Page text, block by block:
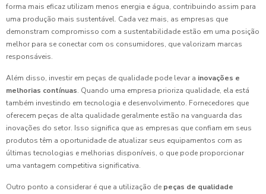
forma mais eficaz utilizam menos energia e água, contribuindo assim para
uma produção mais sustentável. Cada vez mais, as empresas que
demonstram compromisso com a sustentabilidade estão em uma posição
melhor para se conectar com os consumidores, que valorizam marcas
responsáveis.
Além disso, investir em peças de qualidade pode levar a inovações e
melhorias contínuas. Quando uma empresa prioriza qualidade, ela está
também investindo em tecnologia e desenvolvimento. Fornecedores que
oferecem peças de alta qualidade geralmente estão na vanguarda das
inovações do setor. Isso significa que as empresas que confiam em seus
produtos têm a oportunidade de atualizar seus equipamentos com as
últimas tecnologias e melhorias disponíveis, o que pode proporcionar
uma vantagem competitiva significativa.
Outro ponto a considerar é que a utilização de peças de qualidade